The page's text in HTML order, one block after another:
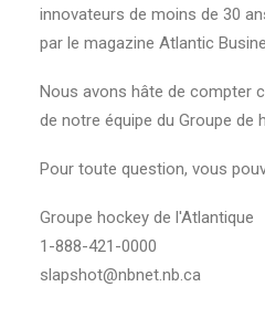
innovateurs de moins de 30
par le magazine Atlantic
Nous avons hâte de compter
de notre équipe du Groupe de
Pour toute question, vous
Groupe hockey de l'Atlantique
1-888-421-0000
slapshot@nbnet.nb.ca